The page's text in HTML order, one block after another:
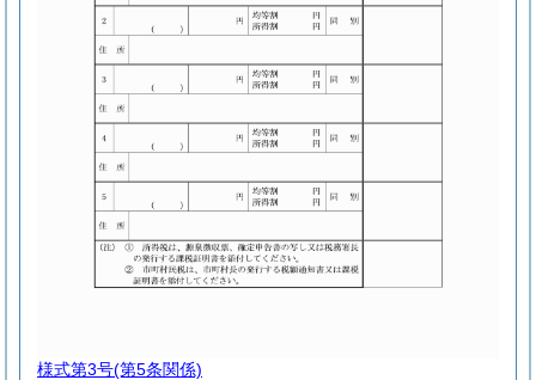
様式第3号(第5条関係)